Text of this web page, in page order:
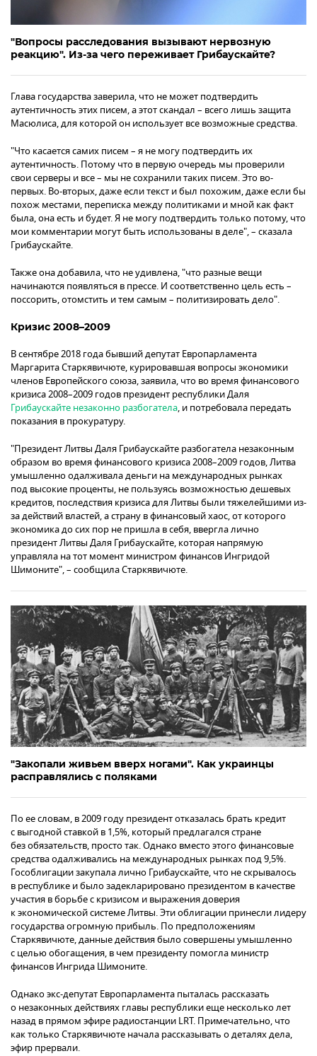
"Вопросы расследования вызывают нервозную
реакцию". Из-за чего переживает Грибаускайте?
Глава государства заверила, что не может подтвердить
аутентичность этих писем, а этот скандал – всего лишь защита
Масюлиса, для которой он использует все возможные средства.
"Что касается самих писем – я не могу подтвердить их
аутентичность. Потому что в первую очередь мы проверили
свои серверы и все – мы не сохранили таких писем. Это во-
первых. Во-вторых, даже если текст и был похожим, даже если бы
похож местами, переписка между политиками и мной как факт
была, она есть и будет. Я не могу подтвердить только потому, что
мои комментарии могут быть использованы в деле", – сказала
Грибаускайте.
Также она добавила, что не удивлена, "что разные вещи
начинаются появляться в прессе. И соответственно цель есть –
поссорить, отомстить и тем самым – политизировать дело".
Кризис 2008–2009
В сентябре 2018 года бывший депутат Европарламента
Маргарита Старкявичюте, курировавшая вопросы экономики
членов Европейского союза, заявила, что во время финансового
кризиса 2008–2009 годов президент республики Даля
Грибаускайте незаконно разбогатела, и потребовала передать
показания в прокуратуру.
"Президент Литвы Даля Грибаускайте разбогатела незаконным
образом во время финансового кризиса 2008–2009 годов, Литва
умышленно одалживала деньги на международных рынках
под высокие проценты, не пользуясь возможностью дешевых
кредитов, последствия кризиса для Литвы были тяжелейшими из-
за действий властей, а страну в финансовый хаос, от которого
экономика до сих пор не пришла в себя, ввергла лично
президент Литвы Даля Грибаускайте, которая напрямую
управляла на тот момент министром финансов Ингридой
Шимоните", – сообщила Старкявичюте.
"Закопали живьем вверх ногами". Как украинцы
расправлялись с поляками
По ее словам, в 2009 году президент отказалась брать кредит
с выгодной ставкой в 1,5%, который предлагался стране
без обязательств, просто так. Однако вместо этого финансовые
средства одалживались на международных рынках под 9,5%.
Гособлигации закупала лично Грибаускайте, что не скрывалось
в республике и было задекларировано президентом в качестве
участия в борьбе с кризисом и выражения доверия
к экономической системе Литвы. Эти облигации принесли лидеру
государства огромную прибыль. По предположениям
Старкявичюте, данные действия было совершены умышленно
с целью обогащения, в чем президенту помогла министр
финансов Ингрида Шимоните.
Однако экс-депутат Европарламента пыталась рассказать
о незаконных действиях главы республики еще несколько лет
назад в прямом эфире радиостанции LRT. Примечательно, что
как только Старкявичюте начала рассказывать о деталях дела,
эфир прервали.